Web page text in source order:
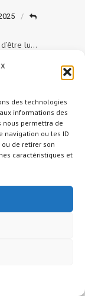
des technologies
informations des
nous permettra de
navigation ou les ID
de retirer son
caractéristiques et
lu…
(on pratique
mais ne
sur ton site car
et tout ce qu’ils
!
sympa à
a été une de mes
!